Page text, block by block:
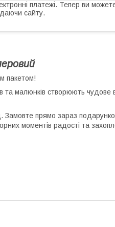
платежі. Тепер ви
сайту.
пакетом!
та малюнків створюють чудове
Замовте прямо зараз
моментів радості та